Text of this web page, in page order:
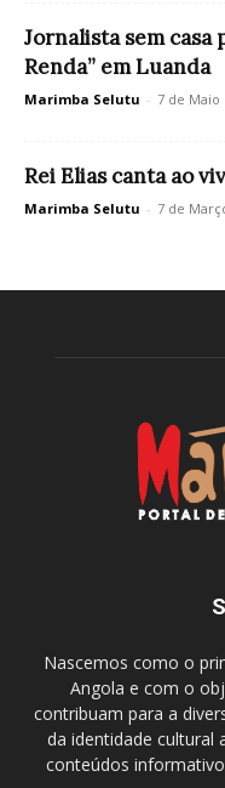
Jornalista sem casa
Renda” em Luanda
Marimba Selutu - 7 de Maio
Rei Elias canta ao
Marimba Selutu - 7 de
Nascemos como o
Angola e com o
contribuam para a
da identidade cultural
conteúdos